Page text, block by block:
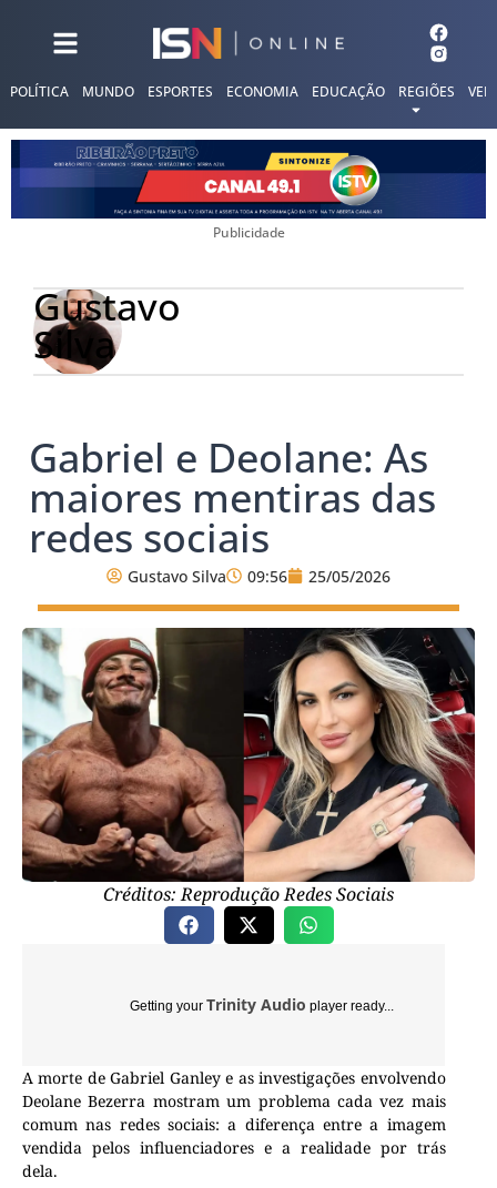
POLÍTICA MUNDO ESPORTES ECONOMIA EDUCAÇÃO REGIÕES
Publicidade
Gustavo
Silva
Gabriel e Deolane: As
maiores mentiras das
redes sociais
Gustavo Silva 09:56 25/05/2026
Créditos: Reprodução Redes Sociais
Getting your Trinity Audio player ready...
A morte deGabriel Ganleye as investigações envolvendo
Deolane Bezerra mostram um problema cada vez mais
comum nas redes sociais: a diferença entre a imagem
vendida pelos influenciadores e a realidade por trás
dela.